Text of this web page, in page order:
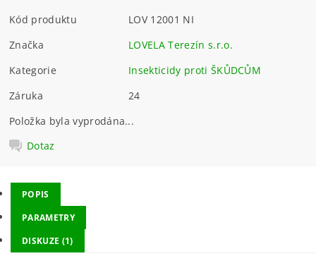
Kód produktu
LOV 12001 NI
Značka
LOVELA Terezín s.r.o.
Kategorie
Insekticidy proti ŠKŮDCŮM
Záruka
24
Položka byla vyprodána...
Dotaz
POPIS
PARAMETRY
DISKUZE (1)